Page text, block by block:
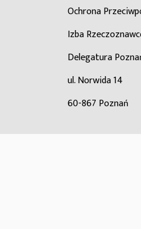
Ochrona
Izba
Delegatura
ul. Norwida 14
60-867 Poznań